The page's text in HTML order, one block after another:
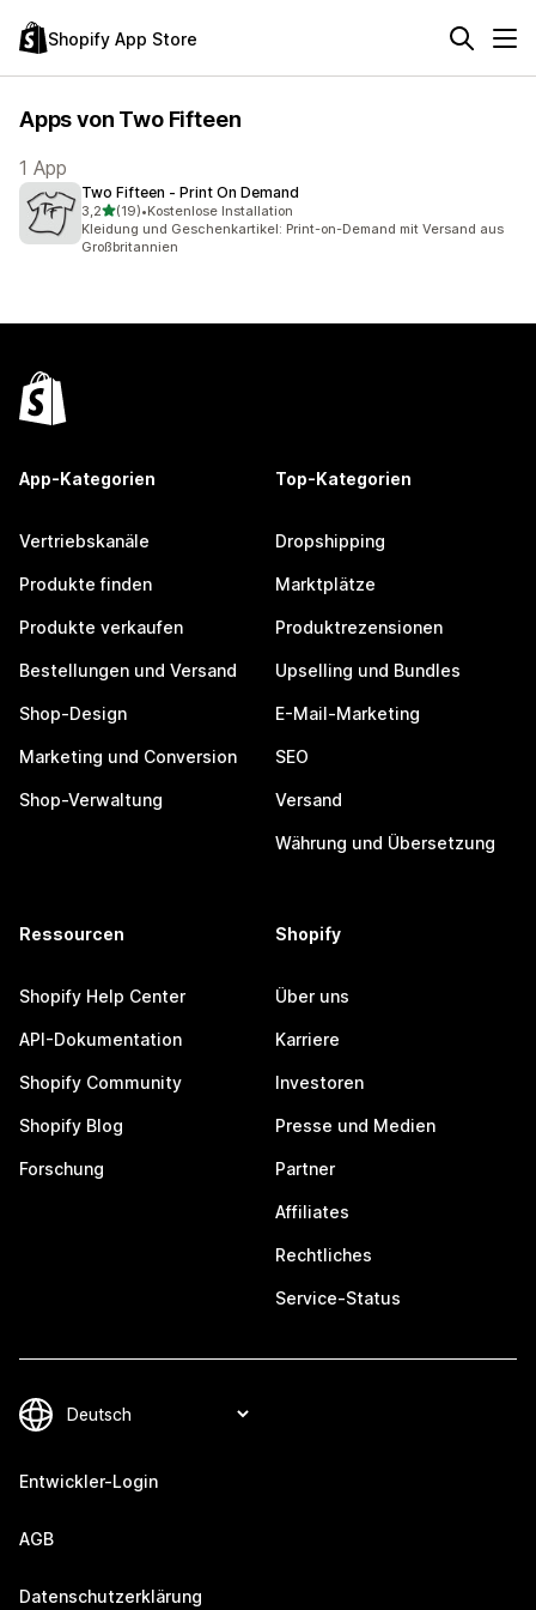
Shopify App Store
Apps von Two Fifteen
1 App
Two Fifteen ‑ Print On Demand
3,2von 5 Sternen
(19)
19 Rezensionen insgesamt
•Kostenlose Installation
Kleidung und Geschenkartikel: Print-on-Demand mit Versand aus
Großbritannien
App-Kategorien
Vertriebskanäle
Produkte finden
Produkte verkaufen
Bestellungen und Versand
Shop-Design
Marketing und Conversion
Shop-Verwaltung
Top-Kategorien
Dropshipping
Marktplätze
Produktrezensionen
Upselling und Bundles
E-Mail-Marketing
SEO
Versand
Währung und Übersetzung
Ressourcen
Shopify Help Center
API-Dokumentation
Shopify Community
Shopify Blog
Forschung
Shopify
Über uns
Karriere
Investoren
Presse und Medien
Partner
Affiliates
Rechtliches
Service-Status
Entwickler-Login
AGB
Datenschutzerklärung